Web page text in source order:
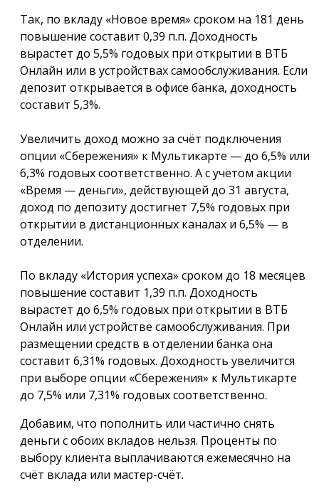
Так, по вкладу «Новое время» сроком на 181 день
повышение составит 0,39 п.п. Доходность
вырастет до 5,5% годовых при открытии в ВТБ
Онлайн или в устройствах самообслуживания. Если
депозит открывается в офисе банка, доходность
составит 5,3%.
Увеличить доход можно за счёт подключения
опции «Сбережения» к Мультикарте — до 6,5% или
6,3% годовых соответственно. А с учётом акции
«Время — деньги», действующей до 31 августа,
доход по депозиту достигнет 7,5% годовых при
открытии в дистанционных каналах и 6,5% — в
отделении.
По вкладу «История успеха» сроком до 18 месяцев
повышение составит 1,39 п.п. Доходность
вырастет до 6,5% годовых при открытии в ВТБ
Онлайн или устройстве самообслуживания. При
размещении средств в отделении банка она
составит 6,31% годовых. Доходность увеличится
при выборе опции «Сбережения» к Мультикарте
до 7,5% или 7,31% годовых соответственно.
Добавим, что пополнить или частично снять
деньги с обоих вкладов нельзя. Проценты по
выбору клиента выплачиваются ежемесячно на
счёт вклада или мастер-счёт.